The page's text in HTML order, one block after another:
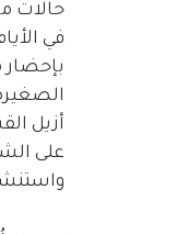
حالات مرضية
في
أزيل
على